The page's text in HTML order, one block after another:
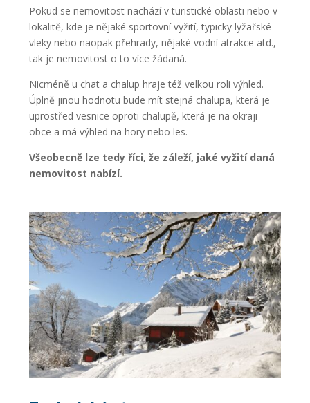
Pokud se nemovitost nachází v turistické oblasti nebo v
lokalitě, kde je nějaké sportovní vyžití, typicky lyžařské
vleky nebo naopak přehrady, nějaké vodní atrakce atd.,
tak je nemovitost o to více žádaná.
Nicméně u chat a chalup hraje též velkou roli výhled.
Úplně jinou hodnotu bude mít stejná chalupa, která je
uprostřed vesnice oproti chalupě, která je na okraji
obce a má výhled na hory nebo les.
Všeobecně lze tedy říci, že záleží, jaké vyžití daná
nemovitost nabízí.